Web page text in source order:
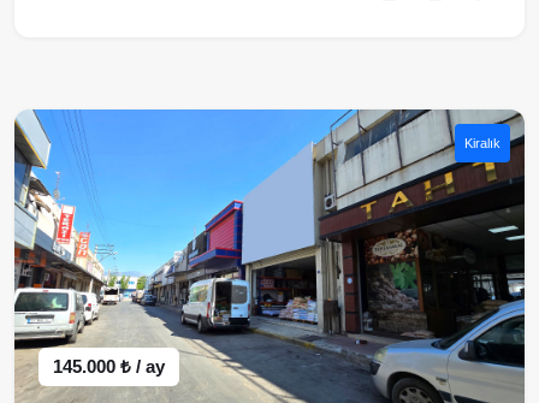
Kiralık
145.000 ₺ / ay